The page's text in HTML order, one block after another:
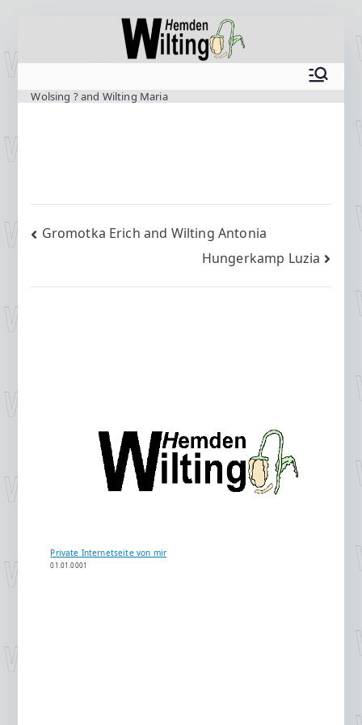
Inhalt
Wolsing ? and Wilting Maria
Beitragsnavigation
Gromotka Erich and Wilting Antonia
Hungerkamp Luzia
Private Internetseite von mir
01.01.0001